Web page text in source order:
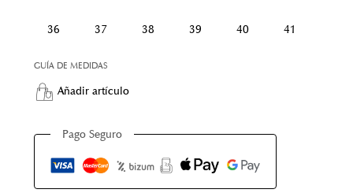
36 37 38 39 40 41
GUÍA DE MEDIDAS
Añadir artículo
Pago Seguro